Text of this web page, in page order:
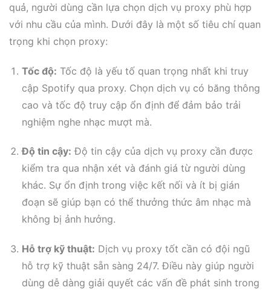
quả, người dùng cần lựa chọn dịch vụ proxy phù hợp
với nhu cầu của mình. Dưới đây là một số tiêu chí quan
trọng khi chọn proxy:
Tốc độ: Tốc độ là yếu tố quan trọng nhất khi truy
cập Spotify qua proxy. Chọn dịch vụ có băng thông
cao và tốc độ truy cập ổn định để đảm bảo trải
nghiệm nghe nhạc mượt mà.
Độ tin cậy: Độ tin cậy của dịch vụ proxy cần được
kiểm tra qua nhận xét và đánh giá từ người dùng
khác. Sự ổn định trong việc kết nối và ít bị gián
đoạn sẽ giúp bạn có thể thưởng thức âm nhạc mà
không bị ảnh hưởng.
Hỗ trợ kỹ thuật: Dịch vụ proxy tốt cần có đội ngũ
hỗ trợ kỹ thuật sẵn sàng 24/7. Điều này giúp người
dùng dễ dàng giải quyết các vấn đề phát sinh trong